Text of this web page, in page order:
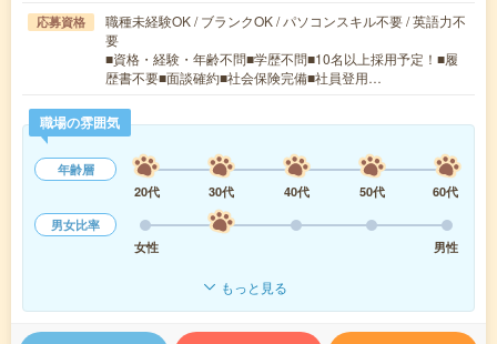
応募資格
職種未経験OK / ブランクOK / パソコンスキル不要 / 英語力不
要
■資格・経験・年齢不問■学歴不問■10名以上採用予定！■履
歴書不要■面談確約■社会保険完備■社員登用…
職場の雰囲気
年齢層
20代
30代 40代 50代
60代
男女比率
女性
男性
もっと見る